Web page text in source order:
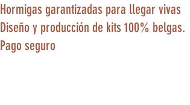
Hormigas garantizadas para llegar vivas
Diseño y producción de kits 100% belgas.
Pago seguro